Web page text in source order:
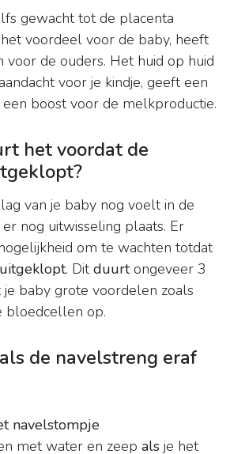
gewacht tot de placenta
voordeel voor de baby, heeft
voor de ouders. Het huid op huid
voor je kindje, geeft een
boost voor de melkproductie.
het voordat de
van je baby nog voelt in de
nog uitwisseling plaats. Er
om te wachten totdat
uitgeklopt. Ditduurtongeveer 3
baby grote voordelen zoals
bloedcellen op.
de navelstreng eraf
navelstompje
met water en zeep als je het